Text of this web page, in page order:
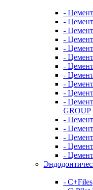
-
-
-
-
-
-
-
-
-
-
-
GROUP
-
-
-
-
-
- C+Files